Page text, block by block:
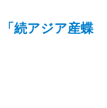
続アジア産蝶